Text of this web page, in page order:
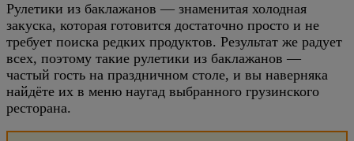
Рулетики из баклажанов — знаменитая холодная
закуска, которая готовится достаточно просто и не
требует поиска редких продуктов. Результат же радует
всех, поэтому такие рулетики из баклажанов —
частый гость на праздничном столе, и вы наверняка
найдёте их в меню наугад выбранного грузинского
ресторана.